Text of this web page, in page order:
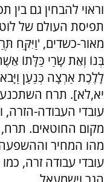
וראוי להבחין גם
תפיסת העולם של לוט,
מאור-כשדים, 'וַיִּקַּח
בְּנוֹ וְאֵת שָׂרַי כַּלָּתוֹ
לָלֶכֶת אַרְצָה כְּנַעַן
יא,לא]. תרח השתכנע
עובדי העבודה-הזרה,
מקום החוטאים. תרח,
מהו המחיר
עובדי עבודה זרה,